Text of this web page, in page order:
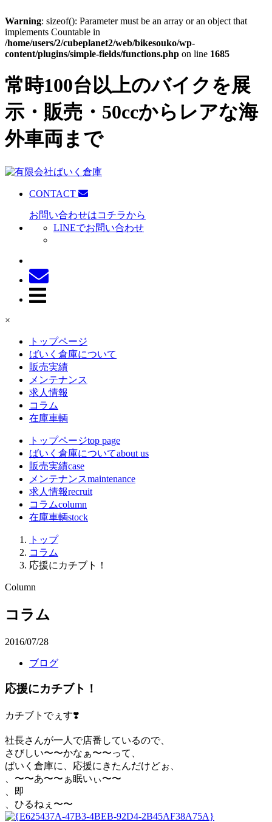
Warning: sizeof(): Parameter must be an array or an object that
implements Countable in
/home/users/2/cubeplanet2/web/bikesouko/wp-
content/plugins/simple-fields/functions.php on line 1685
常時100台以上のバイクを展
示・販売・50ccからレアな海
外車両まで
CONTACT
お問い合わせはコチラから
LINEでお問い合わせ
×
トップページ
ばいく倉庫について
販売実績
メンテナンス
求人情報
コラム
在庫車輌
トップページtop page
ばいく倉庫についてabout us
販売実績case
メンテナンスmaintenance
求人情報recruit
コラムcolumn
在庫車輌stock
トップ
コラム
応援にカチブト！
Column
コラム
2016/07/28
ブログ
応援にカチブト！
カチブトでぇす❣️
社長さんが一人で店番しているので、
さびしい〜〜かなぁ〜〜って、
ばいく倉庫に、応援にきたんだけどぉ、
、〜〜あ〜〜ぁ眠いぃ〜〜
、即
、ひるねぇ〜〜